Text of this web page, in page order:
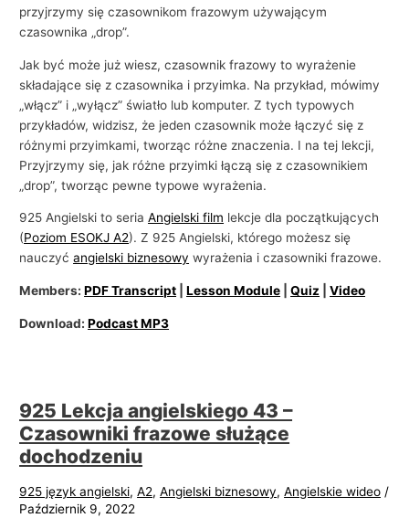
przyjrzymy się czasownikom frazowym używającym
czasownika „drop”.
Jak być może już wiesz, czasownik frazowy to wyrażenie
składające się z czasownika i przyimka. Na przykład, mówimy
„włącz” i „wyłącz” światło lub komputer. Z tych typowych
przykładów, widzisz, że jeden czasownik może łączyć się z
różnymi przyimkami, tworząc różne znaczenia. I na tej lekcji,
Przyjrzymy się, jak różne przyimki łączą się z czasownikiem
„drop”, tworząc pewne typowe wyrażenia.
925 Angielski to seriaAngielski film lekcje dla początkujących
(Poziom ESOKJ A2). Z 925 Angielski, którego możesz się
nauczyćangielski biznesowy wyrażenia i czasowniki frazowe.
Members:PDF Transcript |Lesson Module |Quiz |Video
Download:Podcast MP3
925 Lekcja angielskiego 43 –
Czasowniki frazowe służące
dochodzeniu
925 język angielski,A2,Angielski biznesowy,Angielskie wideo /
Październik 9, 2022